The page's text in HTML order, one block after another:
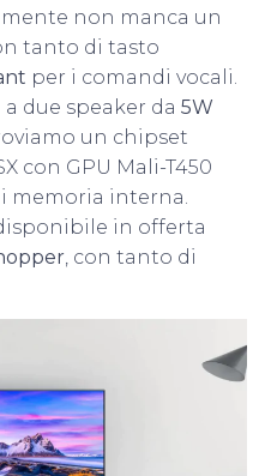
non manca un
tanto di tasto
per i comandi vocali.
due speaker da 5W
un chipset
con GPU Mali-T450
memoria interna.
in offerta
, con tanto di